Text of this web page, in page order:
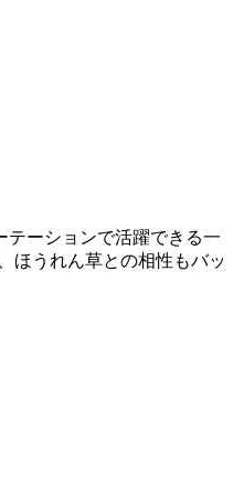
テーションで活躍できる一
ほうれん草との相性もバッ